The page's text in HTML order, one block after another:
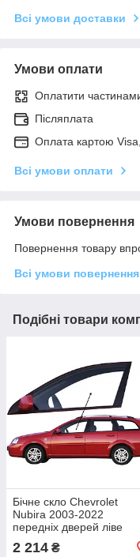
Всі умови доставки
Умови оплати
Оплатити
Післяплата
Оплата картою
Всі умови оплати
Умови повернення
Повернення товару
Всі умови повернення
Подібні товари
Бічне скло Chevrolet
Nubira 2003-2022
передніх дверей ліве
2 214 ₴